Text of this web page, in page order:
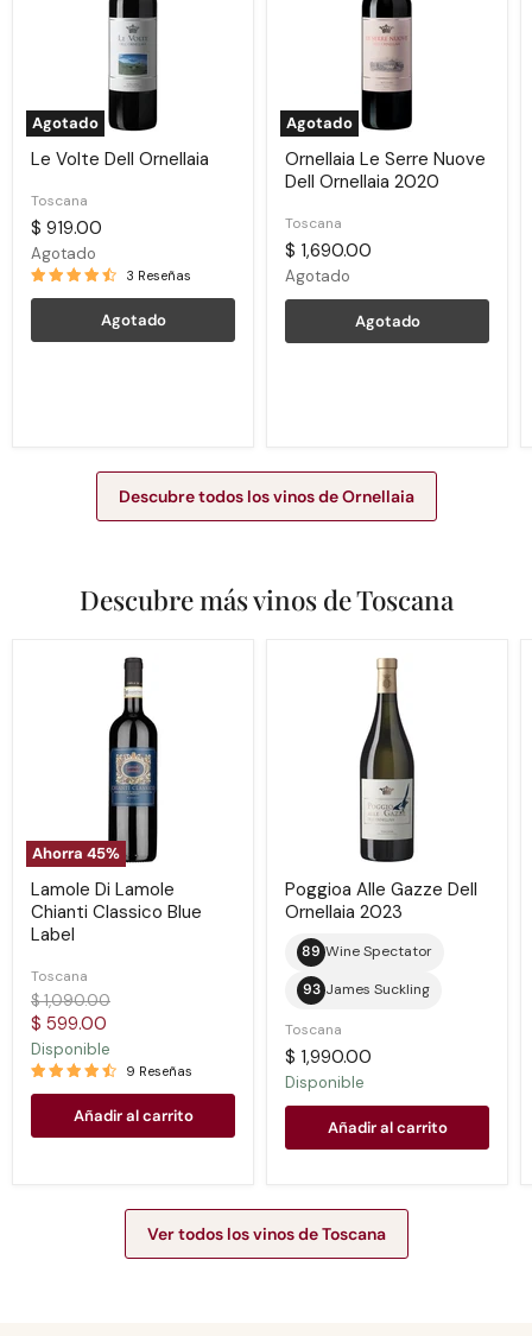
Agotado
Le Volte Dell Ornellaia
Toscana
$ 919.00
Agotado
3 Reseñas
Agotado
Agotado
Ornellaia Le Serre Nuove
Dell Ornellaia 2020
Toscana
$ 1,690.00
Agotado
Agotado
Descubre todos los vinos de Ornellaia
Descubre más vinos de Toscana
Ahorra 45%
Lamole Di Lamole
Chianti Classico Blue
Label
Toscana
Precio
original
$ 1,090.00
Precio
actual
$ 599.00
Disponible
9 Reseñas
Añadir al carrito
Poggioa Alle Gazze Dell
Ornellaia 2023
89 Wine Spectator
93 James Suckling
Toscana
$ 1,990.00
Disponible
Añadir al carrito
Ver todos los vinos de Toscana